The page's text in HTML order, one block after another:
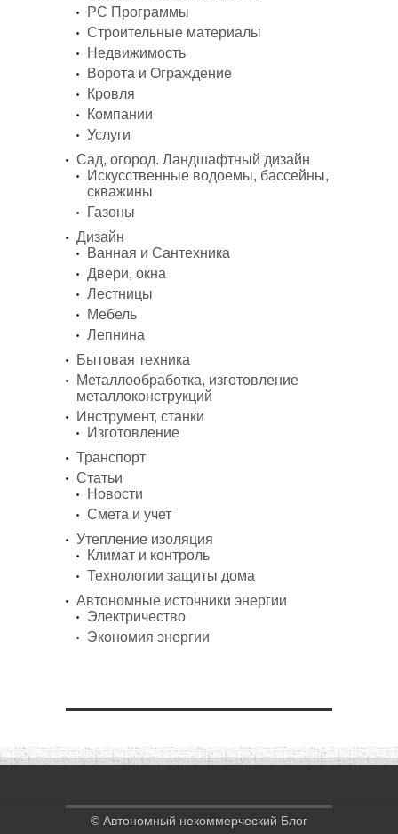
PC Программы
Строительные материалы
Недвижимость
Ворота и Ограждение
Кровля
Компании
Услуги
Сад, огород. Ландшафтный дизайн
Искусственные водоемы, бассейны,
скважины
Газоны
Дизайн
Ванная и Сантехника
Двери, окна
Лестницы
Мебель
Лепнина
Бытовая техника
Металлообработка, изготовление
металлоконструкций
Инструмент, станки
Изготовление
Транспорт
Статьи
Новости
Смета и учет
Утепление изоляция
Климат и контроль
Технологии защиты дома
Автономные источники энергии
Электричество
Экономия энергии
© Автономный некоммерческий Блог